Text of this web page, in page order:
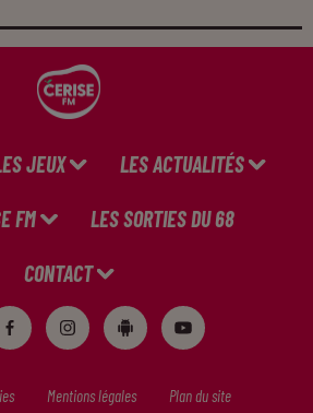
JEUX LES ACTUALITÉS
FM LES SORTIES DU 68
CONTACT
Mentions légales Plan du site